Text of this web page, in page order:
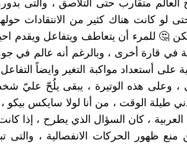
العالم متقارب حتى التلاصق ، والتى
حتى لو كانت هناك كثير من الانتقادات
🤔 للمرء أن يتعاطف ويتفاعل ويقدم
في قارة أخرى ، وبالرغم أنه عالم في
على أستعداد مواكبة التغير وايضاً
، وعلى هذه الوتيرة ، يبقى يلُحّ عليّ
طيلة الوقت ، من أنا لولا سايكس بيكو
، كان السؤال الذي يطرح ، إذا
ظهور الحركات الانفصالية ، والتى